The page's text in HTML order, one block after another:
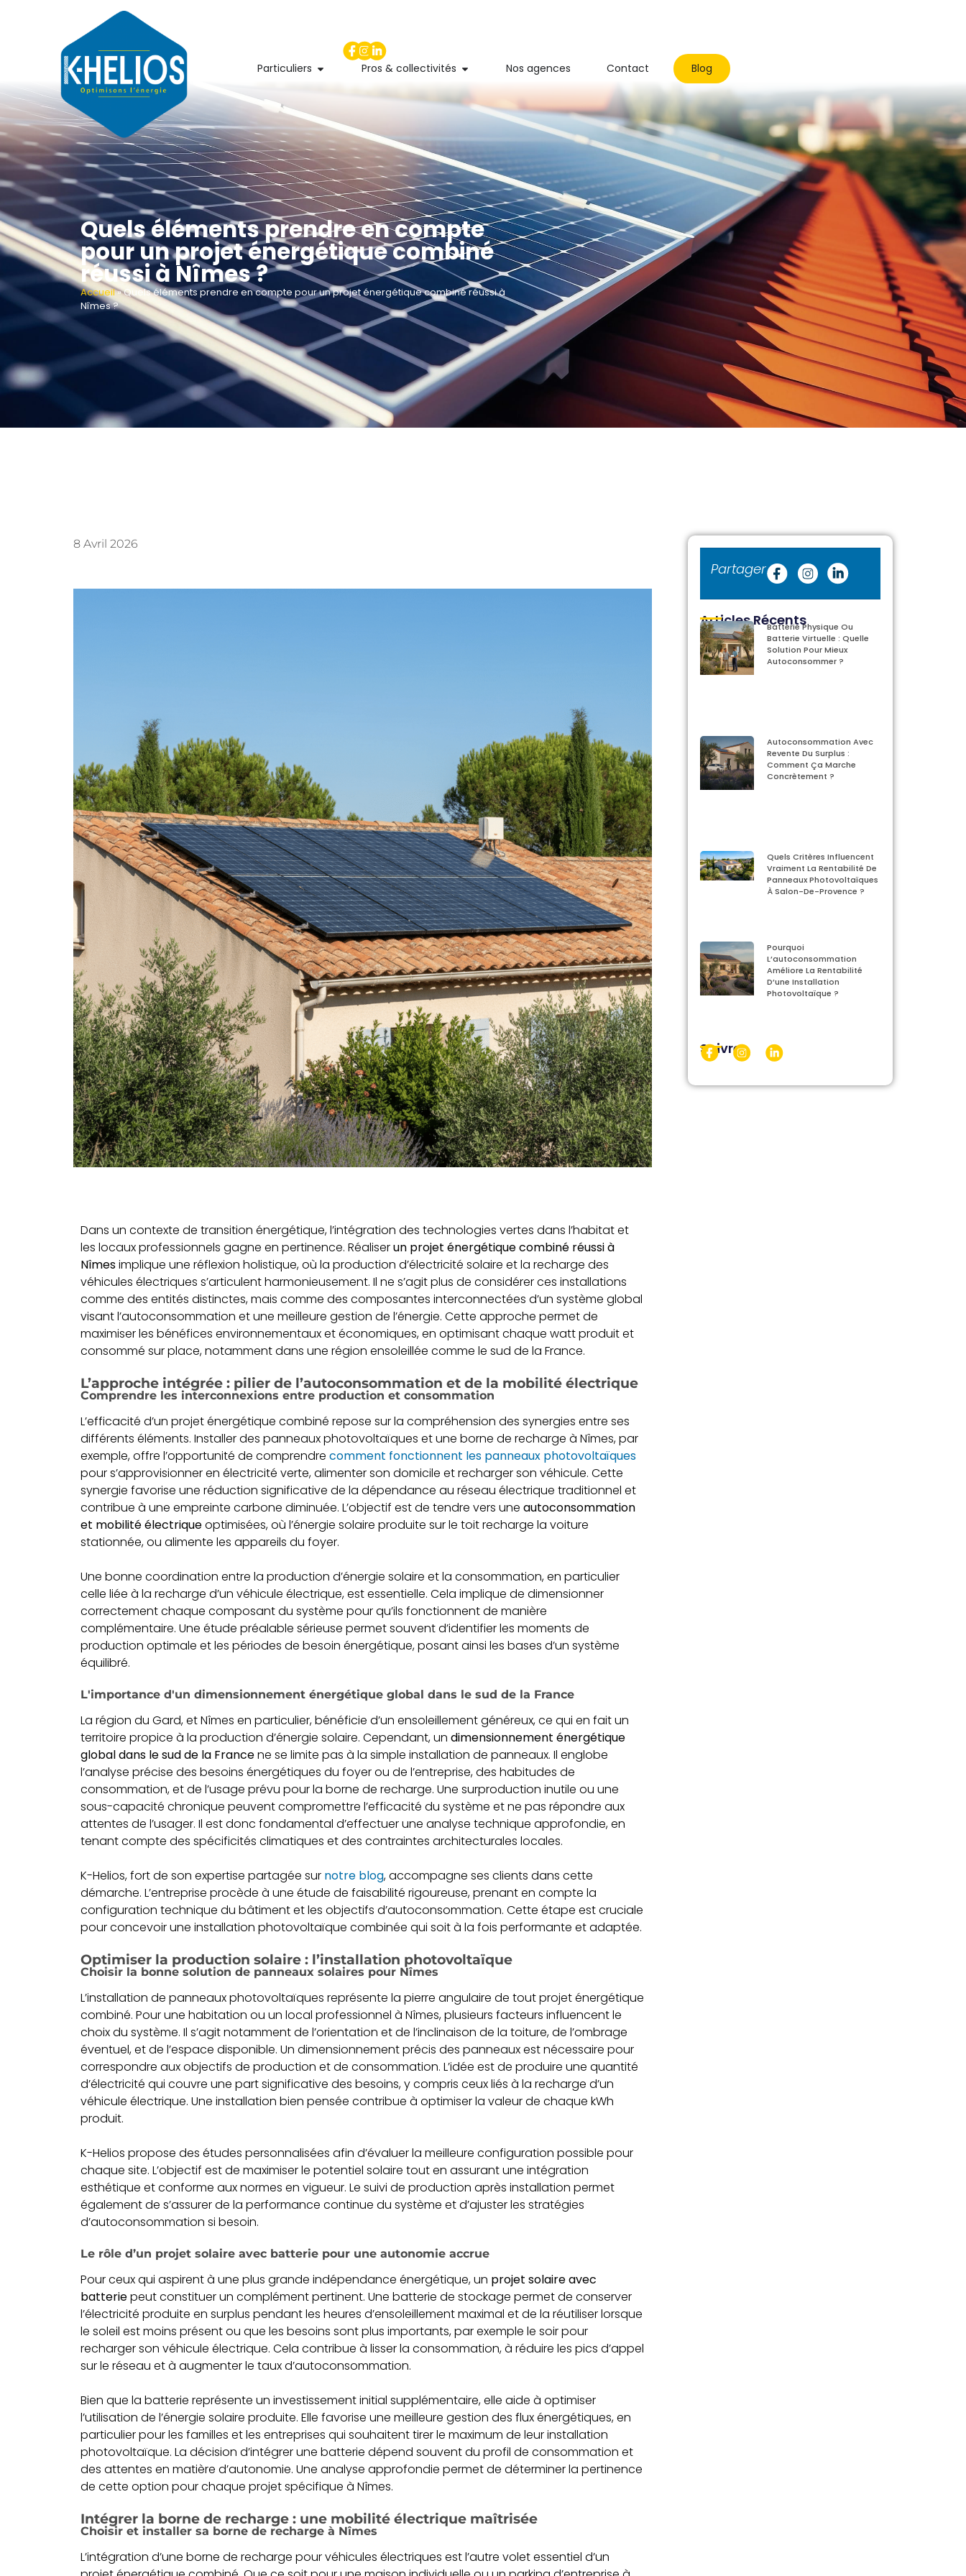
Particuliers Pros & collectivités Nos agences Contact Blog
Quels éléments prendre en compte
pour un projet énergétique combiné
réussi à Nîmes ?
Accueil»Quels éléments prendre en compte pour un projet énergétique combiné réussi à
Nîmes ?
8 Avril 2026
Dans un contexte de transition énergétique, l’intégration des technologies vertes dans l’habitat et
les locaux professionnels gagne en pertinence. Réaliserun projet énergétique combiné réussi à
Nîmesimplique une réflexion holistique, où la production d’électricité solaire et la recharge des
véhicules électriques s’articulent harmonieusement. Il ne s’agit plus de considérer ces installations
comme des entités distinctes, mais comme des composantes interconnectées d’un système global
visant l’autoconsommation et une meilleure gestion de l’énergie. Cette approche permet de
maximiser les bénéfices environnementaux et économiques, en optimisant chaque watt produit et
consommé sur place, notamment dans une région ensoleillée comme le sud de la France.
L’approche intégrée : pilier de l’autoconsommation et de la mobilité électrique
Comprendre les interconnexions entre production et consommation
L’efficacité d’un projet énergétique combiné repose sur la compréhension des synergies entre ses
différents éléments. Installer des panneaux photovoltaïques et une borne de recharge à Nîmes, par
exemple, offre l’opportunité de comprendre comment fonctionnent les panneaux photovoltaïques
pour s’approvisionner en électricité verte, alimenter son domicile et recharger son véhicule. Cette
synergie favorise une réduction significative de la dépendance au réseau électrique traditionnel et
contribue à une empreinte carbone diminuée. L’objectif est de tendre vers une autoconsommation
et mobilité électriqueoptimisées, où l’énergie solaire produite sur le toit recharge la voiture
stationnée, ou alimente les appareils du foyer.
Une bonne coordination entre la production d’énergie solaire et la consommation, en particulier
celle liée à la recharge d’un véhicule électrique, est essentielle. Cela implique de dimensionner
correctement chaque composant du système pour qu’ils fonctionnent de manière
complémentaire. Une étude préalable sérieuse permet souvent d’identifier les moments de
production optimale et les périodes de besoin énergétique, posant ainsi les bases d’un système
équilibré.
L'importance d'un dimensionnement énergétique global dans le sud de la France
La région du Gard, et Nîmes en particulier, bénéficie d’un ensoleillement généreux, ce qui en fait un
territoire propice à la production d’énergie solaire. Cependant, un dimensionnement énergétique
global dans le sud de la Francene se limite pas à la simple installation de panneaux. Il englobe
l’analyse précise des besoins énergétiques du foyer ou de l’entreprise, des habitudes de
consommation, et de l’usage prévu pour la borne de recharge. Une surproduction inutile ou une
sous-capacité chronique peuvent compromettre l’efficacité du système et ne pas répondre aux
attentes de l’usager. Il est donc fondamental d’effectuer une analyse technique approfondie, en
tenant compte des spécificités climatiques et des contraintes architecturales locales.
K-Helios, fort de son expertise partagée sur notre blog, accompagne ses clients dans cette
démarche. L’entreprise procède à une étude de faisabilité rigoureuse, prenant en compte la
configuration technique du bâtiment et les objectifs d’autoconsommation. Cette étape est cruciale
pour concevoir une installation photovoltaïque combinée qui soit à la fois performante et adaptée.
Optimiser la production solaire : l’installation photovoltaïque
Choisir la bonne solution de panneaux solaires pour Nîmes
L’installation de panneaux photovoltaïques représente la pierre angulaire de tout projet énergétique
combiné. Pour une habitation ou un local professionnel à Nîmes, plusieurs facteurs influencent le
choix du système. Il s’agit notamment de l’orientation et de l’inclinaison de la toiture, de l’ombrage
éventuel, et de l’espace disponible. Un dimensionnement précis des panneaux est nécessaire pour
correspondre aux objectifs de production et de consommation. L’idée est de produire une quantité
d’électricité qui couvre une part significative des besoins, y compris ceux liés à la recharge d’un
véhicule électrique. Une installation bien pensée contribue à optimiser la valeur de chaque kWh
produit.
K-Helios propose des études personnalisées afin d’évaluer la meilleure configuration possible pour
chaque site. L’objectif est de maximiser le potentiel solaire tout en assurant une intégration
esthétique et conforme aux normes en vigueur. Le suivi de production après installation permet
également de s’assurer de la performance continue du système et d’ajuster les stratégies
d’autoconsommation si besoin.
Le rôle d’un projet solaire avec batterie pour une autonomie accrue
Pour ceux qui aspirent à une plus grande indépendance énergétique, un projet solaire avec
batteriepeut constituer un complément pertinent. Une batterie de stockage permet de conserver
l’électricité produite en surplus pendant les heures d’ensoleillement maximal et de la réutiliser lorsque
le soleil est moins présent ou que les besoins sont plus importants, par exemple le soir pour
recharger son véhicule électrique. Cela contribue à lisser la consommation, à réduire les pics d’appel
sur le réseau et à augmenter le taux d’autoconsommation.
Bien que la batterie représente un investissement initial supplémentaire, elle aide à optimiser
l’utilisation de l’énergie solaire produite. Elle favorise une meilleure gestion des flux énergétiques, en
particulier pour les familles et les entreprises qui souhaitent tirer le maximum de leur installation
photovoltaïque. La décision d’intégrer une batterie dépend souvent du profil de consommation et
des attentes en matière d’autonomie. Une analyse approfondie permet de déterminer la pertinence
de cette option pour chaque projet spécifique à Nîmes.
Intégrer la borne de recharge : une mobilité électrique maîtrisée
Choisir et installer sa borne de recharge à Nîmes
L’intégration d’une borne de recharge pour véhicules électriques est l’autre volet essentiel d’un
Partager
Articles RécentsBatterie Physique Ou
Batterie Virtuelle : Quelle
Solution Pour Mieux
Autoconsommer ?
Autoconsommation Avec
Revente Du Surplus :
Comment Ça Marche
Concrètement ?
Quels Critères Influencent
Vraiment La Rentabilité De
Panneaux Photovoltaïques
À Salon-De-Provence ?
Pourquoi
L’autoconsommation
Améliore La Rentabilité
D’une Installation
Photovoltaïque ?
Suivre